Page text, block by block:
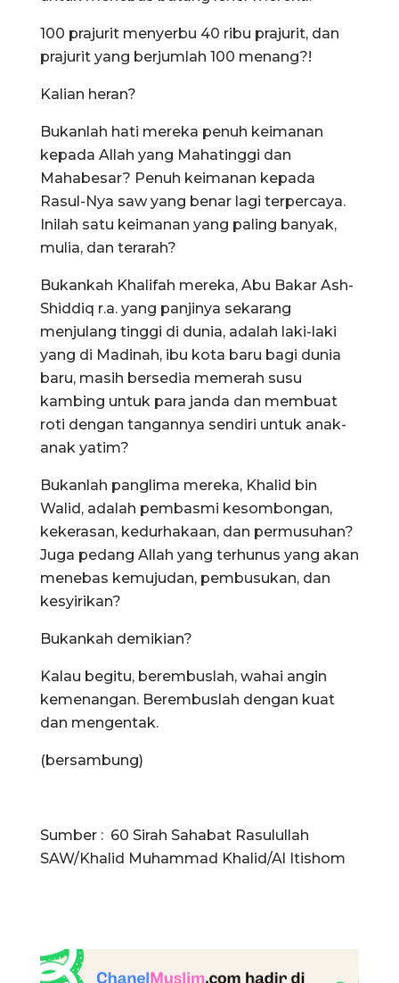
100 prajurit menyerbu 40 ribu prajurit, dan
prajurit yang berjumlah 100 menang?!
Kalian heran?
Bukanlah hati mereka penuh keimanan
kepada Allah yang Mahatinggi dan
Mahabesar? Penuh keimanan kepada
Rasul-Nya saw yang benar lagi terpercaya.
Inilah satu keimanan yang paling banyak,
mulia, dan terarah?
Bukankah Khalifah mereka, Abu Bakar Ash-
Shiddiq r.a. yang panjinya sekarang
menjulang tinggi di dunia, adalah laki-laki
yang di Madinah, ibu kota baru bagi dunia
baru, masih bersedia memerah susu
kambing untuk para janda dan membuat
roti dengan tangannya sendiri untuk anak-
anak yatim?
Bukanlah panglima mereka, Khalid bin
Walid, adalah pembasmi kesombongan,
kekerasan, kedurhakaan, dan permusuhan?
Juga pedang Allah yang terhunus yang akan
menebas kemujudan, pembusukan, dan
kesyirikan?
Bukankah demikian?
Kalau begitu, berembuslah, wahai angin
kemenangan. Berembuslah dengan kuat
dan mengentak.
(bersambung)
Sumber : 60 Sirah Sahabat Rasulullah
SAW/Khalid Muhammad Khalid/Al Itishom